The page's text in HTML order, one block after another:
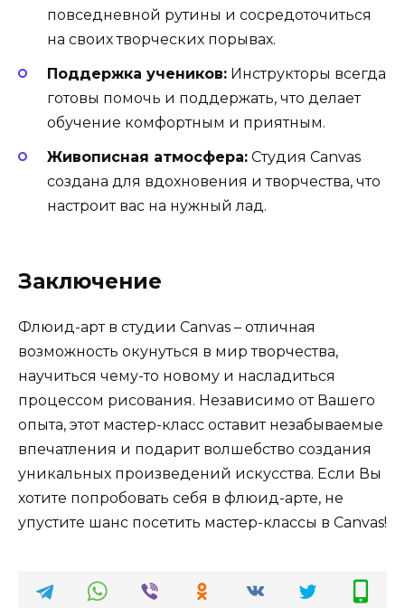
повседневной рутины и сосредоточиться
на своих творческих порывах.
Поддержка учеников: Инструкторы всегда
готовы помочь и поддержать, что делает
обучение комфортным и приятным.
Живописная атмосфера: Студия Canvas
создана для вдохновения и творчества, что
настроит вас на нужный лад.
Заключение
Флюид-арт в студии Canvas – отличная
возможность окунуться в мир творчества,
научиться чему-то новому и насладиться
процессом рисования. Независимо от Вашего
опыта, этот мастер-класс оставит незабываемые
впечатления и подарит волшебство создания
уникальных произведений искусства. Если Вы
хотите попробовать себя в флюид-арте, не
упустите шанс посетить мастер-классы в Canvas!